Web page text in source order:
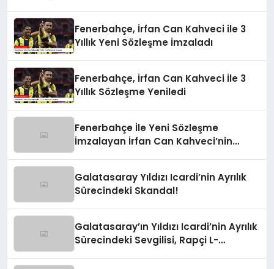
Fenerbahçe, İrfan Can Kahveci ile 3
Yıllık Yeni Sözleşme İmzaladı
Fenerbahçe, İrfan Can Kahveci İle 3
Yıllık Sözleşme Yeniledi
Fenerbahçe İle Yeni Sözleşme
İmzalayan İrfan Can Kahveci’nin
Galatasaray Yıldızı Icardi’nin Ayrılık
Sürecindeki Skandal!
Galatasaray’ın Yıldızı Icardi’nin Ayrılık
Sürecindeki Sevgilisi, Rapçi L-